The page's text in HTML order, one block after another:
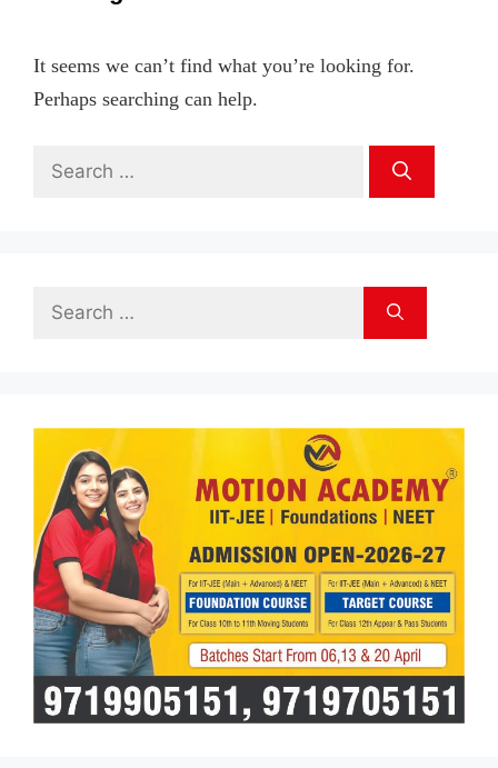
It seems we can’t find what you’re looking for.
Perhaps searching can help.
Search
Search